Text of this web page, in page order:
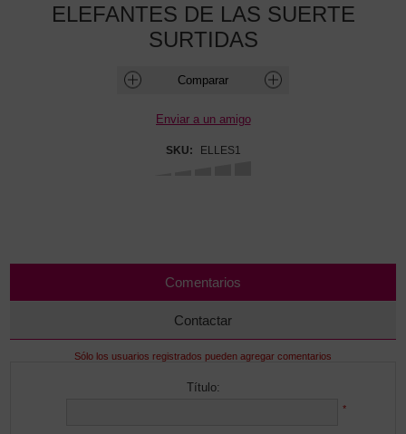
ELEFANTES DE LAS SUERTE
SURTIDAS
SKU: ELLES1
Comentarios
Contactar
Sólo los usuarios registrados pueden agregar comentarios
Título:
*